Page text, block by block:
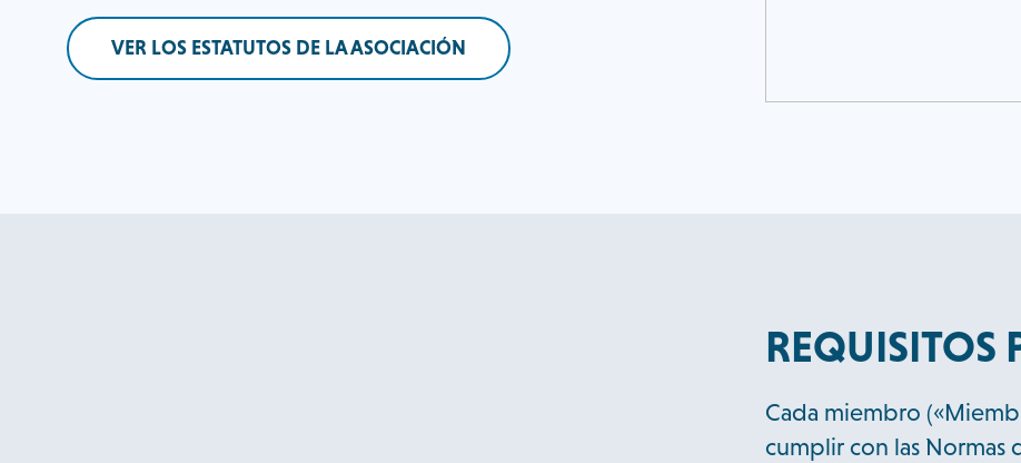
VER LOS ESTATUTOS DE LA ASOCIACIÓN
REQUISITOS
Cada miembro
cumplir con las Normas